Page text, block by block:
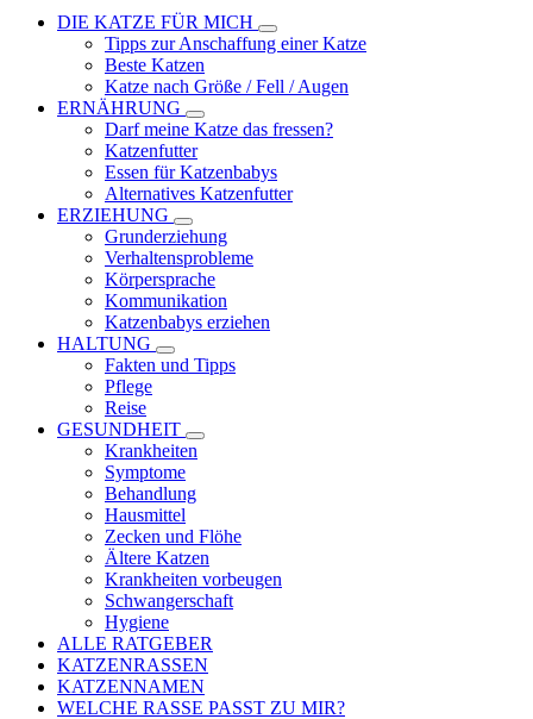
DIE KATZE FÜR MICH
Tipps zur Anschaffung einer Katze
Beste Katzen
Katze nach Größe / Fell / Augen
ERNÄHRUNG
Darf meine Katze das fressen?
Katzenfutter
Essen für Katzenbabys
Alternatives Katzenfutter
ERZIEHUNG
Grunderziehung
Verhaltensprobleme
Körpersprache
Kommunikation
Katzenbabys erziehen
HALTUNG
Fakten und Tipps
Pflege
Reise
GESUNDHEIT
Krankheiten
Symptome
Behandlung
Hausmittel
Zecken und Flöhe
Ältere Katzen
Krankheiten vorbeugen
Schwangerschaft
Hygiene
ALLE RATGEBER
KATZENRASSEN
KATZENNAMEN
WELCHE RASSE PASST ZU MIR?